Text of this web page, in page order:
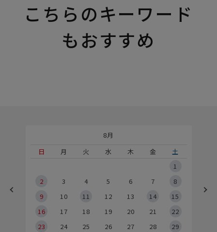
こちらのキーワード
もおすすめ
8月
日
月 火 水 木 金
土
1
2
3 4 5 6 7
8
9
10 11 12 13 14
15
16
17 18 19 20 21
22
23
24 25 26 27 28
29